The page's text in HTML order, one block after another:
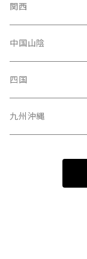
青森県
秋田県
山形県
新潟県
長野県
福井県
神奈川県
千葉県
埼玉県
茨城県
愛知県
静岡県
三重県
岐阜県
関西
大阪府
京都府
兵庫県
中国山陰
広島県
岡山県
四国
高知県
九州沖縄